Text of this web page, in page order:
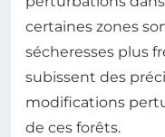
certaines zones
sécheresses plus
subissent des
modifications
de ces forêts.